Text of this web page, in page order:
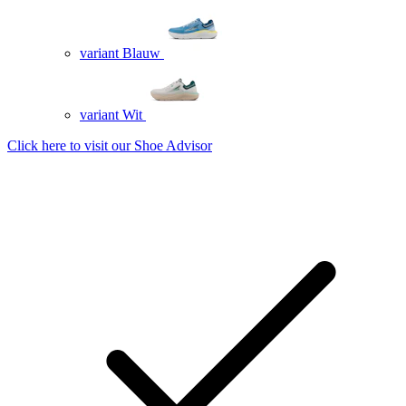
variant Blauw
variant Wit
Click here to visit our Shoe Advisor